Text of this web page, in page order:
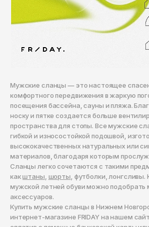
Панамы
Прочее
Ремни
Часы
Reebok
Ripndip
Salomon
SHU
The Hundreds
The North Face
Thrasher
Timberland
Vans
ZNY
Мужские сланцы — это настоящее
комфортного передвижения в жаркую
посещения бассейна, сауны и пляжа.
носку и пятке создается больше
пространства для стопы. Все мужские
гибкой и износостойкой подошвой,
высококачественных натуральных или
материалов, благодаря которым
Сланцы легко сочетаются с такими
какштаны шорты , футболки,
мужской летней обуви можно подобрать
аксессуаров.
Купить мужские сланцы в Нижнем
интернет-магазине FRIDAY на нашем
Набережные Челны
Назрань
Нефтекамск
Нефтеюганск
Нижневартовск
Нижнекамск
Нижний Новгород
Новокузнецк
Новосибирск
Норильск
Обнинск